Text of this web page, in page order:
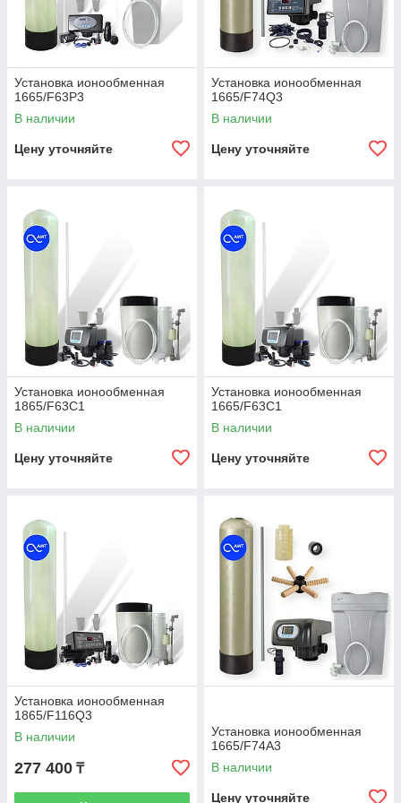
по
объ
тай
без
—
ста
при
нер
авн
оме
рно
й
наг
руз
ке.
стиральных и посудомоечных машин —
без накипи и поломок.
дб
ор
заг
руз
ки
по
д
со
ста
Установка ионообменная
1665/F63P3
В наличии
Цену уточняйте
Установка ионообменная
1665/F74Q3
В наличии
Цену уточняйте
Установка ионообменная
1865/F63C1
В наличии
Цену уточняйте
Установка ионообменная
1665/F63C1
В наличии
Цену уточняйте
Установка ионообменная
1865/F116Q3
В наличии
277 400 ₸
Установка ионообменная
1665/F74A3
В наличии
Цену уточняйте